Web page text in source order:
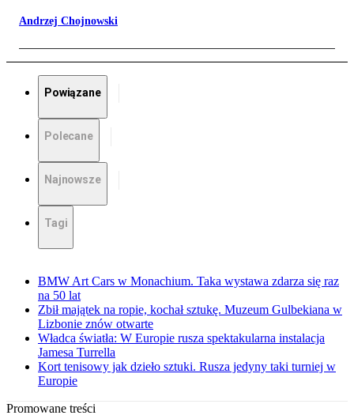
Andrzej Chojnowski
Powiązane
Polecane
Najnowsze
Tagi
BMW Art Cars w Monachium. Taka wystawa zdarza się raz
na 50 lat
Zbił majątek na ropie, kochał sztukę. Muzeum Gulbekiana w
Lizbonie znów otwarte
Władca światła: W Europie rusza spektakularna instalacja
Jamesa Turrella
Kort tenisowy jak dzieło sztuki. Rusza jedyny taki turniej w
Europie
Promowane treści